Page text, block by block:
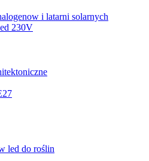
i latarni solarnych
230V
led do roślin